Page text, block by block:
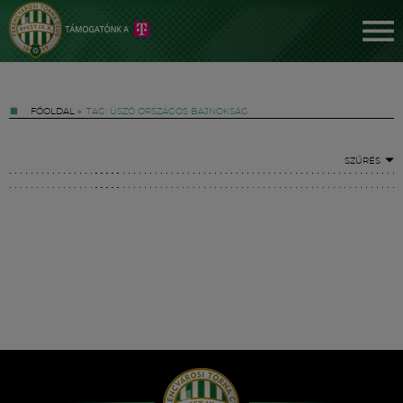
FŐOLDAL » TAG: ÚSZÓ ORSZÁGOS BAJNOKSÁG
SZŰRÉS
Hírek